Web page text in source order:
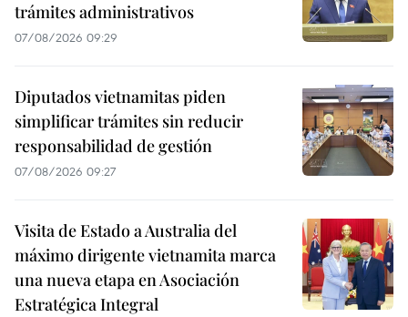
trámites administrativos
07/08/2026 09:29
Diputados vietnamitas piden
simplificar trámites sin reducir
responsabilidad de gestión
07/08/2026 09:27
Visita de Estado a Australia del
máximo dirigente vietnamita marca
una nueva etapa en Asociación
Estratégica Integral